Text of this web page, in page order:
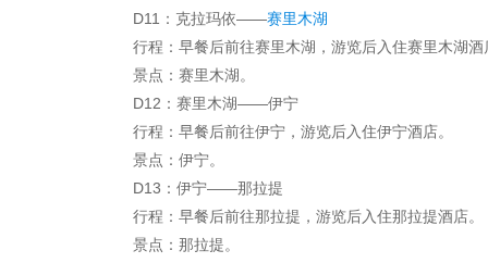
D11：克拉玛依——赛里木湖
行程：早餐后前往赛里木湖，游览后入住赛里木湖酒
景点：赛里木湖。
D12：赛里木湖——伊宁
行程：早餐后前往伊宁，游览后入住伊宁酒店。
景点：伊宁。
D13：伊宁——那拉提
行程：早餐后前往那拉提，游览后入住那拉提酒店。
景点：那拉提。